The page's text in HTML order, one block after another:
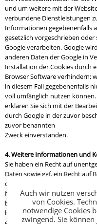
und um weitere mit der
verbundene Dienstleistungen
Informationen gegebenenfalls
gesetzlich vorgeschrieben
Google verarbeiten. Google
anderen Daten der Google in
Installation der Cookies durch
Browser Software verhindern;
in diesem Fall gegebenenfalls
voll umfänglich nutzen
erklären Sie sich mit der
durch Google in der zuvor
zuvor benannten
Zweck einverstanden.
4. Weitere Informationen und
Sie haben ein Recht auf
Daten sowie ggf. ein Recht auf
dieser Daten. Wenn Sie
Nutzung Ihrer
bitte. Gleiches gilt für
hinsichtlich Ihrer
Auch wir nutzen
von Cookies.
notwendige Cookies
zwingend. Sie